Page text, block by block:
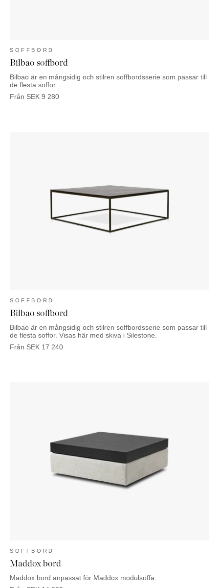
SOFFBORD
Bilbao soffbord
Bilbao är en mångsidig och stilren soffbordsserie som passar till
de flesta soffor.
Från SEK 9 280
SOFFBORD
Bilbao soffbord
Bilbao är en mångsidig och stilren soffbordsserie som passar till
de flesta soffor. Visas här med skiva i Silestone.
Från SEK 17 240
SOFFBORD
Maddox bord
Maddox bord anpassat för Maddox modulsoffa.